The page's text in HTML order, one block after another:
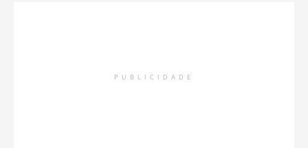
PUBLICIDADE